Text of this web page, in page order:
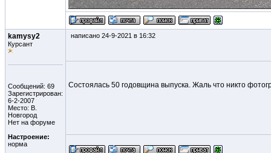
kamysy2
Курсант
Сообщений: 69
Зарегистрирован:
6-2-2007
Место: В.
Новгород
Нет на форуме
Настроение:
норма
написано 24-9-2021 в 16:32
Состоялась 50 годовщина выпуска. Жаль что никто